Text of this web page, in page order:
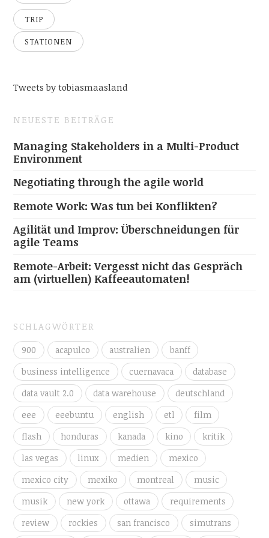
TRIP
STATIONEN
Tweets by tobiasmaasland
NEUESTE BEITRÄGE
Managing Stakeholders in a Multi-Product
Environment
Negotiating through the agile world
Remote Work: Was tun bei Konflikten?
Agilität und Improv: Überschneidungen für
agile Teams
Remote-Arbeit: Vergesst nicht das Gespräch
am (virtuellen) Kaffeeautomaten!
SCHLAGWÖRTER
900 acapulco australien
banff
business intelligence
cuernavaca
database
data vault 2.0
data warehouse
deutschland
eee
eeebuntu english etl
film
flash
honduras kanada kino
kritik
las vegas
linux medien
mexico
mexico city
mexiko montreal
music
musik
new york ottawa
requirements
review
rockies san francisco simutrans